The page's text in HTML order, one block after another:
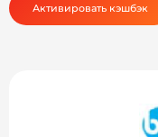
Активировать кэшбэк